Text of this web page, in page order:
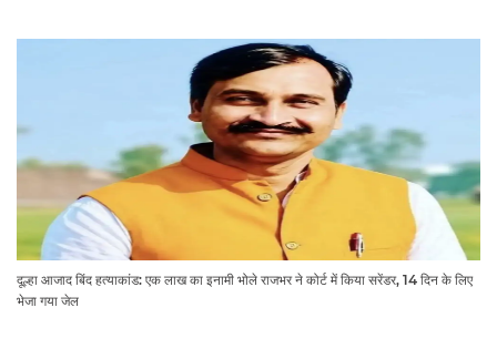
दूल्हा आजाद बिंद हत्याकांड: एक लाख का इनामी भोले राजभर ने कोर्ट में किया सरेंडर, 14 दिन के लिए
भेजा गया जेल